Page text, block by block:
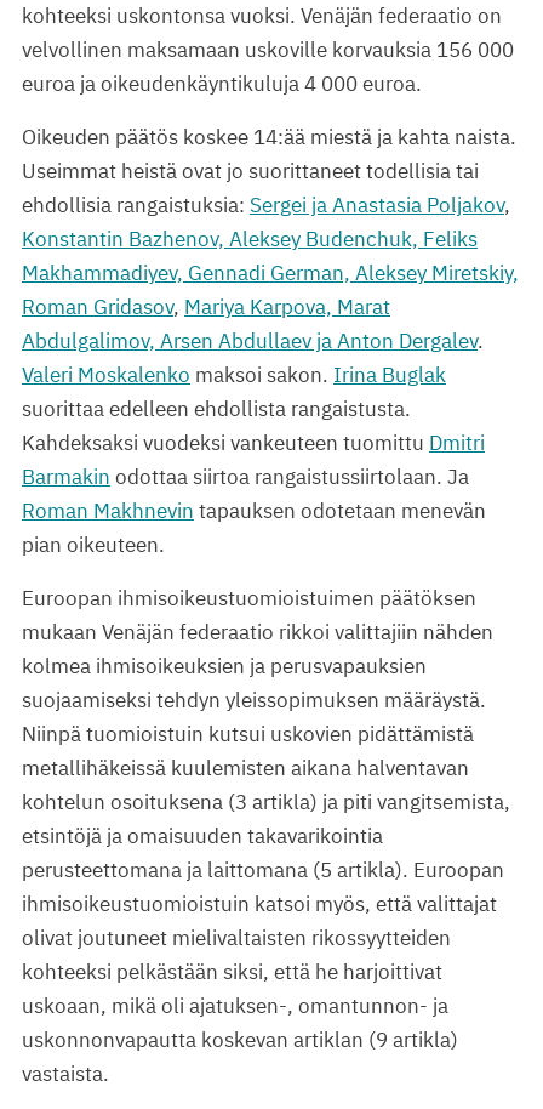
kohteeksi uskontonsa vuoksi. Venäjän federaatio on
velvollinen maksamaan uskoville korvauksia 156 000
euroa ja oikeudenkäyntikuluja 4 000 euroa.
Oikeuden päätös koskee 14:ää miestä ja kahta naista.
Useimmat heistä ovat jo suorittaneet todellisia tai
ehdollisia rangaistuksia: Sergei ja Anastasia Poljakov,
Konstantin Bazhenov, Aleksey Budenchuk, Feliks
Makhammadiyev, Gennadi German, Aleksey Miretskiy,
Roman Gridasov, Mariya Karpova, Marat
Abdulgalimov, Arsen Abdullaev ja Anton Dergalev.
Valeri Moskalenko maksoi sakon. Irina Buglak
suorittaa edelleen ehdollista rangaistusta.
Kahdeksaksi vuodeksi vankeuteen tuomittu Dmitri
Barmakin odottaa siirtoa rangaistussiirtolaan. Ja
Roman Makhnevin tapauksen odotetaan menevän
pian oikeuteen.
Euroopan ihmisoikeustuomioistuimen päätöksen
mukaan Venäjän federaatio rikkoi valittajiin nähden
kolmea ihmisoikeuksien ja perusvapauksien
suojaamiseksi tehdyn yleissopimuksen määräystä.
Niinpä tuomioistuin kutsui uskovien pidättämistä
metallihäkeissä kuulemisten aikana halventavan
kohtelun osoituksena (3 artikla) ja piti vangitsemista,
etsintöjä ja omaisuuden takavarikointia
perusteettomana ja laittomana (5 artikla). Euroopan
ihmisoikeustuomioistuin katsoi myös, että valittajat
olivat joutuneet mielivaltaisten rikossyytteiden
kohteeksi pelkästään siksi, että he harjoittivat
uskoaan, mikä oli ajatuksen-, omantunnon- ja
uskonnonvapautta koskevan artiklan (9 artikla)
vastaista.